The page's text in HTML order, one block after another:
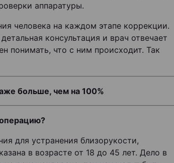
аппаратуры.
человека на каждом этапе коррекции.
консультация и врач отвечает
понимать, что с ним происходит. Так
больше, чем на 100%
для устранения близорукости,
в возрасте от 18 до 45 лет. Дело в